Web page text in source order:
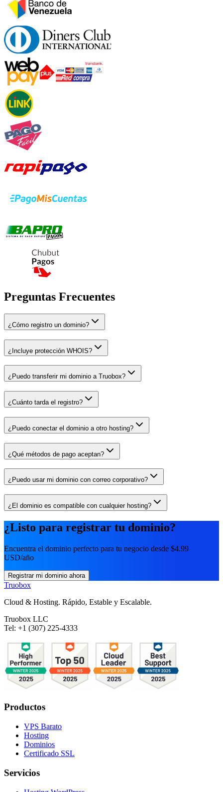
Preguntas Frecuentes
¿Cómo registro un dominio?
¿Incluye protección WHOIS?
¿Puedo transferir mi dominio a Truobox?
¿Cuánto tarda el registro?
¿Puedo conectar el dominio a otro hosting?
¿Qué métodos de pago aceptan?
¿Puedo usar mi dominio con correo corporativo?
¿El dominio es compatible con cualquier hosting?
¿Listo para registrar tu dominio?
Encuentra el dominio perfecto para tu negocio desde $4.99
USD/año
Registrar mi dominio ahora
Truobox
Cloud & Hosting. Rápido, Estable y Escalable.
Truobox LLC
Tel: +1 (307) 225-4333
Productos
VPS Barato
Hosting
Dominios
Certificado SSL
Servicios